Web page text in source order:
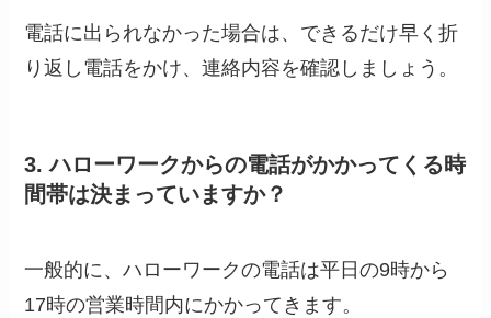
電話に出られなかった場合は、できるだけ早く折
り返し電話をかけ、連絡内容を確認しましょう。
3. ハローワークからの電話がかかってくる時
間帯は決まっていますか？
一般的に、ハローワークの電話は平日の9時から
17時の営業時間内にかかってきます。